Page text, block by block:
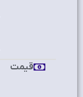
قیمت